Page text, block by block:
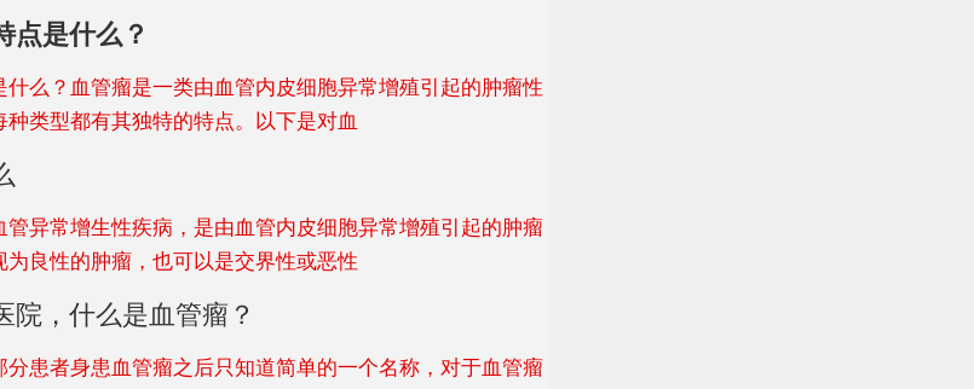
点是什么？
什么？血管瘤是一类由血管内皮细胞异常增殖引起的肿瘤性
类型都有其独特的特点。以下是对血
管异常增生性疾病，是由血管内皮细胞异常增殖引起的肿瘤
良性的肿瘤，也可以是交界性或恶性
院，什么是血管瘤？
者身患血管瘤之后只知道简单的一个名称，对于血管瘤